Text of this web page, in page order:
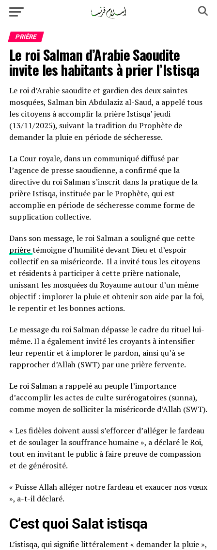
PRIÈRE
Le roi Salman d’Arabie Saoudite
invite les habitants à prier l’Istisqa
Le roi d’Arabie saoudite et gardien des deux saintes
mosquées, Salman bin Abdulaziz al-Saud, a appelé tous
les citoyens à accomplir la prière Istisqa’ jeudi
(13/11/2025), suivant la tradition du Prophète de
demander la pluie en période de sécheresse.
La Cour royale, dans un communiqué diffusé par
l’agence de presse saoudienne, a confirmé que la
directive du roi Salman s’inscrit dans la pratique de la
prière Istisqa, instituée par le Prophète, qui est
accomplie en période de sécheresse comme forme de
supplication collective.
Dans son message, le roi Salman a souligné que cette
prièretémoigne d’humilité devant Dieu et d’espoir
collectif en sa miséricorde. Il a invité tous les citoyens
et résidents à participer à cette prière nationale,
unissant les mosquées du Royaume autour d’un même
objectif : implorer la pluie et obtenir son aide par la foi,
le repentir et les bonnes actions.
Le message du roi Salman dépasse le cadre du rituel lui-
même. Il a également invité les croyants à intensifier
leur repentir et à implorer le pardon, ainsi qu’à se
rapprocher d’Allah (SWT) par une prière fervente.
Le roi Salman a rappelé au peuple l’importance
d’accomplir les actes de culte surérogatoires (sunna),
comme moyen de solliciter la miséricorde d’Allah (SWT).
« Les fidèles doivent aussi s’efforcer d’alléger le fardeau
et de soulager la souffrance humaine », a déclaré le Roi,
tout en invitant le public à faire preuve de compassion
et de générosité.
« Puisse Allah alléger notre fardeau et exaucer nos vœux
», a-t-il déclaré.
C’est quoi Salat istisqa
L’istisqa, qui signifie littéralement « demander la pluie »,